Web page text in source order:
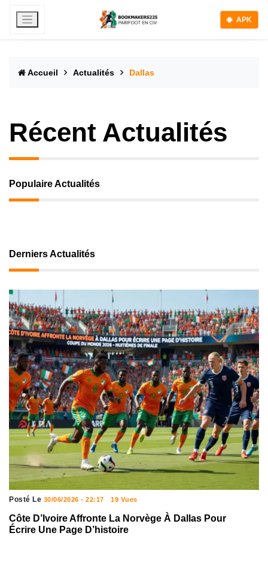
APK
Accueil Actualités Dallas
Récent Actualités
Populaire Actualités
Derniers Actualités
Posté Le 30/06/2026 - 22:17 19 Vues
Côte D’Ivoire Affronte La Norvège À Dallas Pour
Écrire Une Page D’histoire